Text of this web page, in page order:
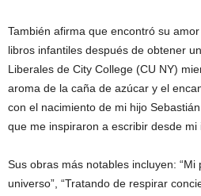
También afirma que encontró su
libros infantiles después de obtener
Liberales de City College (CU NY)
aroma de la caña de azúcar y el
con el nacimiento de mi hijo
que me inspiraron a escribir desde mi
Sus obras más notables incluyen:
universo”, “Tratando de respirar